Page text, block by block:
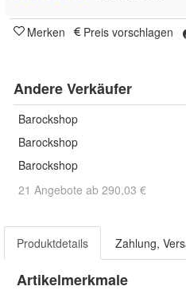
Merken Preis vorschlagen
Andere Verkäufer
Barockshop
Barockshop
Barockshop
21 Angebote ab 290,03 €
Produktdetails Zahlung,
Artikelmerkmale